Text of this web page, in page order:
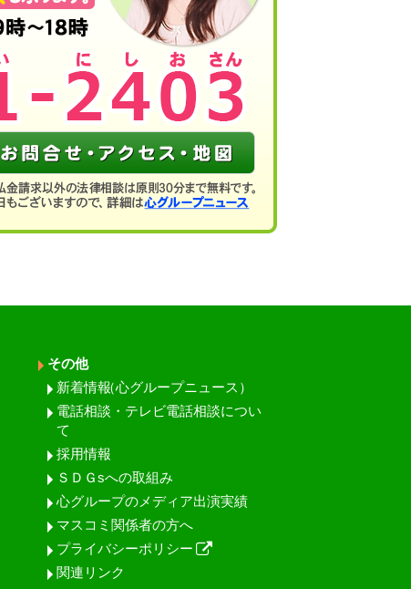
その他
新着情報（心グループニュース）
電話相談・テレビ電話相談につい
て
採用情報
ＳＤＧsへの取組み
心グループのメディア出演実績
マスコミ関係者の方へ
プライバシーポリシー
関連リンク